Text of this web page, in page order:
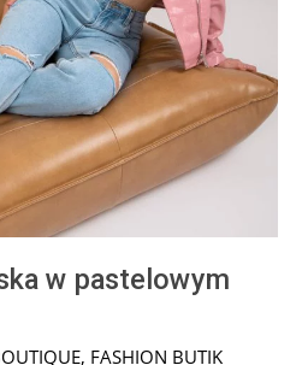
w pastelowym
, FASHION BUTIK